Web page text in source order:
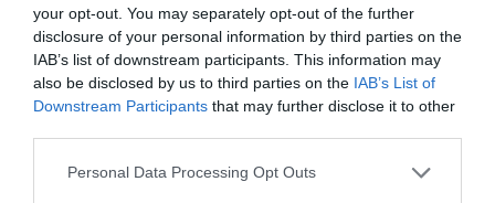
your opt-out. You may separately opt-out of the further
disclosure of your personal information by third parties on the
IAB’s list of downstream participants. This information may
also be disclosed by us to third parties on the IAB’s List of
Downstream Participants that may further disclose it to other
Please note that this website/app uses one or more Google
Personal Data Processing Opt Outs